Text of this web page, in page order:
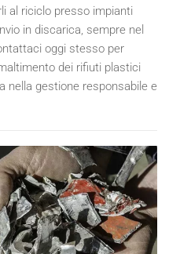
al riciclo presso impianti
in discarica, sempre nel
oggi stesso per
dei rifiuti plastici
nella gestione responsabile e